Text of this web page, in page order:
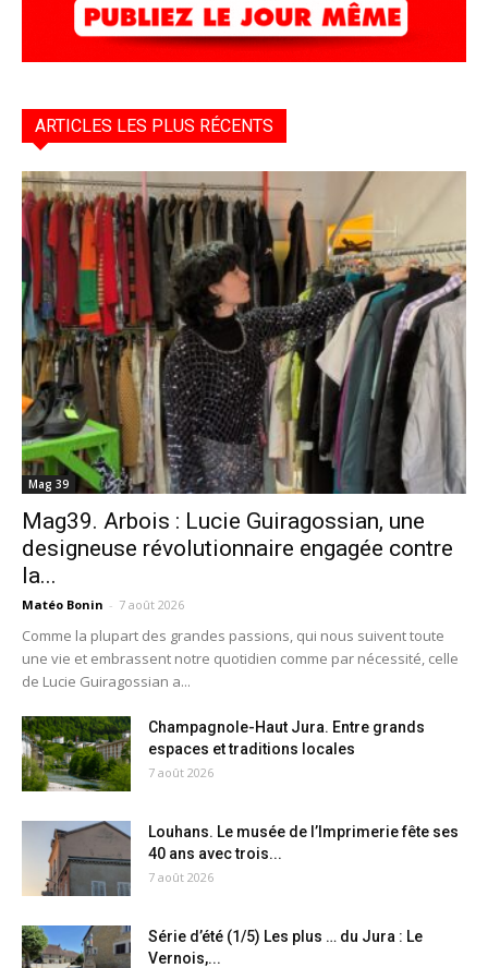
ARTICLES LES PLUS RÉCENTS
Mag 39
Mag39. Arbois : Lucie Guiragossian, une
designeuse révolutionnaire engagée contre
la...
Matéo Bonin - 7 août 2026
Comme la plupart des grandes passions, qui nous suivent toute
une vie et embrassent notre quotidien comme par nécessité, celle
de Lucie Guiragossian a...
Champagnole-Haut Jura. Entre grands
espaces et traditions locales
7 août 2026
Louhans. Le musée de l’Imprimerie fête ses
40 ans avec trois...
7 août 2026
Série d’été (1/5) Les plus … du Jura : Le
Vernois,...